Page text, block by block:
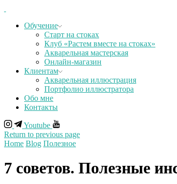
Обучение
Старт на стоках
Клуб «Растем вместе на стоках»
Акварельная мастерская
Онлайн-магазин
Клиентам
Акварельная иллюстрация
Портфолио иллюстратора
Обо мне
Контакты
Youtube
Return to previous page
Home Blog Полезное
7 советов. Полезные